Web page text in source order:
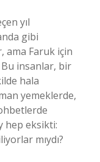
yıl
gibi
ama Faruk için
Bu insanlar, bir
hala
yemeklerde,
hep eksikti:
mıydı?